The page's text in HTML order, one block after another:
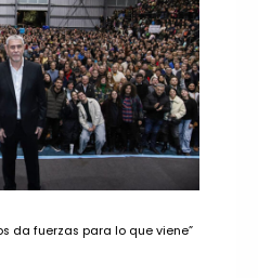
da fuerzas para lo que viene”